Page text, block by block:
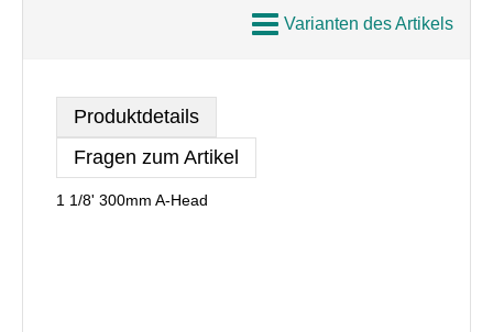
Varianten des Artikels
Produktdetails
Fragen zum Artikel
1 1/8' 300mm A-Head